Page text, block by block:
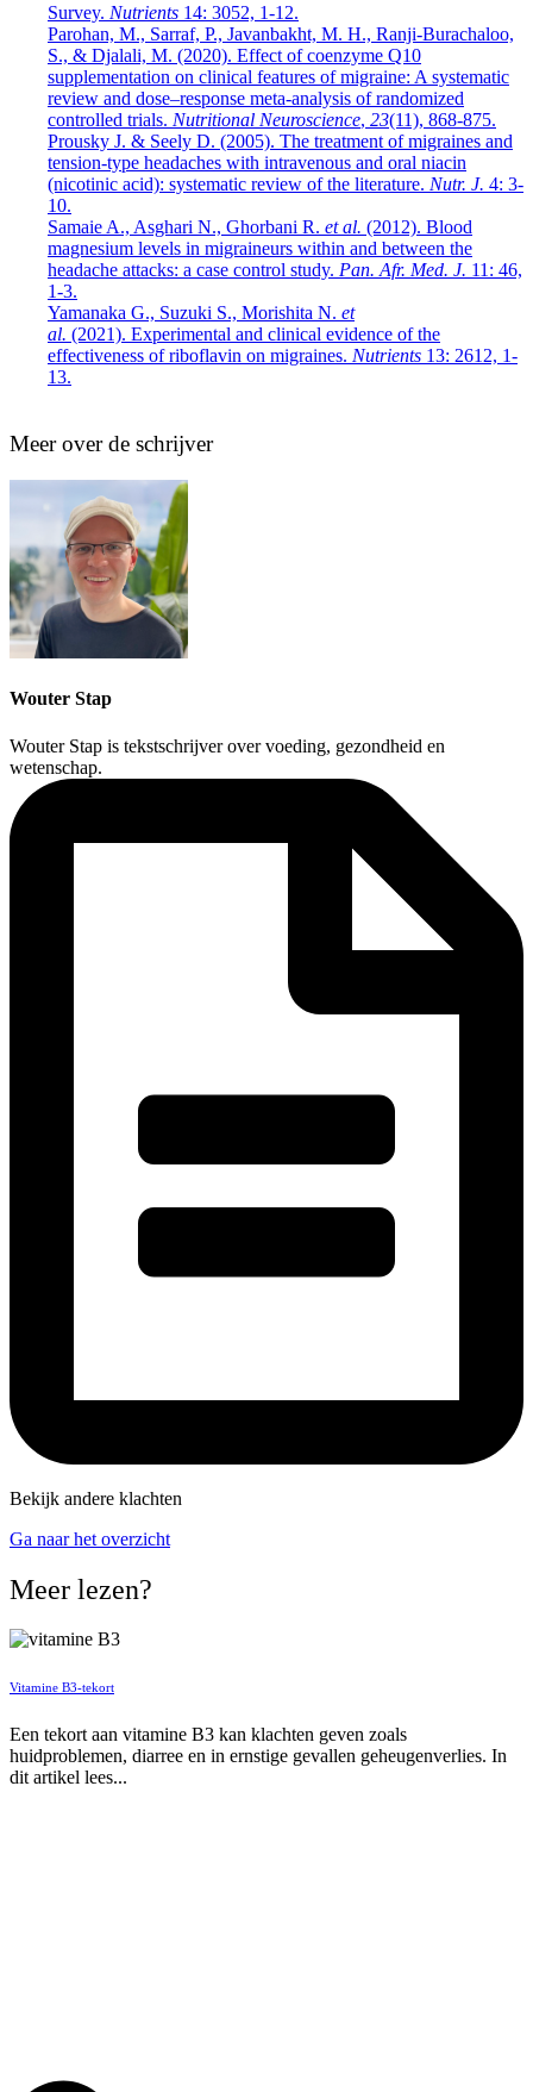
Survey. Nutrients 14: 3052, 1-12.
Parohan, M., Sarraf, P., Javanbakht, M. H., Ranji-Burachaloo,
S., & Djalali, M. (2020). Effect of coenzyme Q10
supplementation on clinical features of migraine: A systematic
review and dose–response meta-analysis of randomized
controlled trials. Nutritional Neuroscience, 23(11), 868-875.
Prousky J. & Seely D. (2005). The treatment of migraines and
tension-type headaches with intravenous and oral niacin
(nicotinic acid): systematic review of the literature. Nutr. J. 4: 3-
10.
Samaie A., Asghari N., Ghorbani R. et al. (2012). Blood
magnesium levels in migraineurs within and between the
headache attacks: a case control study. Pan. Afr. Med. J. 11: 46,
1-3.
Yamanaka G., Suzuki S., Morishita N. et
al. (2021). Experimental and clinical evidence of the
effectiveness of riboflavin on migraines. Nutrients 13: 2612, 1-
13.
Meer over de schrijver
Wouter Stap
Wouter Stap is tekstschrijver over voeding, gezondheid en
wetenschap.
Bekijk andere klachten
Ga naar het overzicht
Meer lezen?
Vitamine B3-tekort
Een tekort aan vitamine B3 kan klachten geven zoals
huidproblemen, diarree en in ernstige gevallen geheugenverlies. In
dit artikel lees...